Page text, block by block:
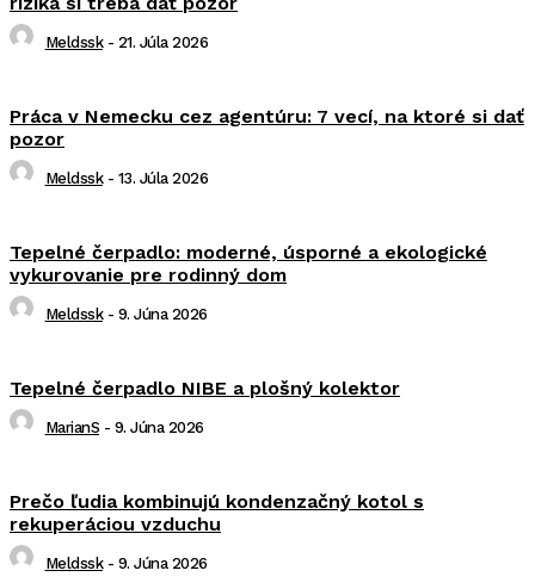
Meldssk - 21. Júla 2026
Práca v Nemecku cez agentúru: 7 vecí, na ktoré si dať
pozor
Meldssk - 13. Júla 2026
Tepelné čerpadlo: moderné, úsporné a ekologické
vykurovanie pre rodinný dom
Meldssk - 9. Júna 2026
Tepelné čerpadlo NIBE a plošný kolektor
MarianS - 9. Júna 2026
Prečo ľudia kombinujú kondenzačný kotol s
rekuperáciou vzduchu
Meldssk - 9. Júna 2026